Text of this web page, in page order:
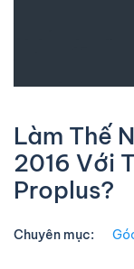
Làm Thế
2016 Với
Proplus?
Chuyên mục: